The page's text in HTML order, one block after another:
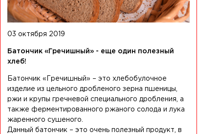
03 октября 2019
Батончик «Гречишный» - еще один полезный
хлеб!
Батончик «Гречишный» – это хлебобулочное
изделие из цельного дробленого зерна пшеницы,
ржи и крупы гречневой специального дробления, а
также ферментированного ржаного солода и лука
жаренного сушеного.
Данный батончик – это очень полезный продукт, в